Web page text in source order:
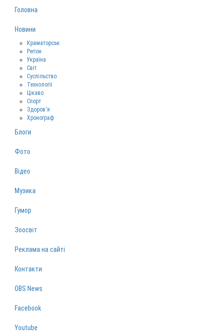
Головна
Новини
Краматорськ
Регіон
Україна
Світ
Суспільство
Технології
Цікаво
Спорт
Здоров‘я
Хронограф
Блоги
Фото
Відео
Музика
Гумор
Зоосвіт
Реклама на сайті
Контакти
OBS News
Facebook
Youtube